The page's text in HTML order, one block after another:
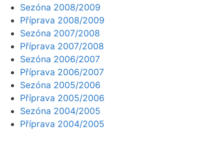
Sezóna 2008/2009
Příprava 2008/2009
Sezóna 2007/2008
Příprava 2007/2008
Sezóna 2006/2007
Příprava 2006/2007
Sezóna 2005/2006
Příprava 2005/2006
Sezóna 2004/2005
Příprava 2004/2005